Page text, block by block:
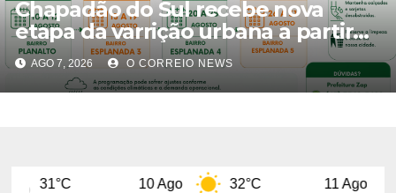
Chapadão do Sul recebe nova
etapa da varrição urbana a partir
de 10 de agosto
AGO 7, 2026 O CORREIO NEWS
10 Ago 32°C 11 Ago 29°C